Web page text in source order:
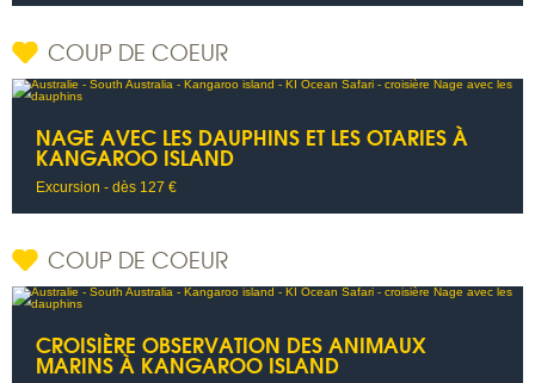
COUP DE COEUR
NAGE AVEC LES DAUPHINS ET LES OTARIES À
KANGAROO ISLAND
Excursion - dès 127 €
COUP DE COEUR
CROISIÈRE OBSERVATION DES ANIMAUX
MARINS À KANGAROO ISLAND